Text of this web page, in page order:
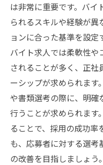
は非常に重要です。バイ
られるスキルや経験が
ョンに合った基準を設定
バイト求人では柔軟性
されることが多く、正
ーシップが求められます
や書類選考の際に、明確
行うことが求められます
ることで、採用の成功率
も、応募者に対する選
の改善を目指しましょう。